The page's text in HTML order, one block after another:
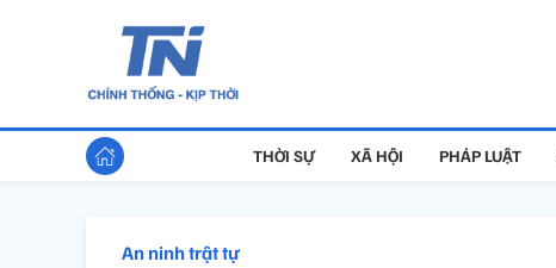
THỜI SỰ XÃ HỘI PHÁP LUẬT
An ninh trật tự